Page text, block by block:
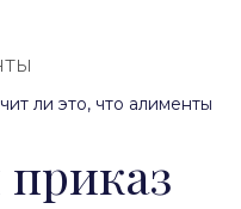
ли это, что алименты